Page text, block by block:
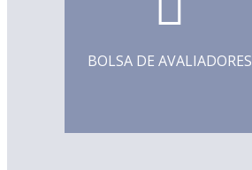
BOLSA DE AVALIADORES